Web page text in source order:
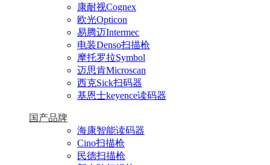
康耐视Cognex
欧光Opticon
易腾迈Intermec
电装Denso扫描枪
摩托罗拉Symbol
迈思肯Microscan
西克Sick扫码器
基恩士keyence读码器
国产品牌
海康智能读码器
Cino扫描枪
民德扫描枪